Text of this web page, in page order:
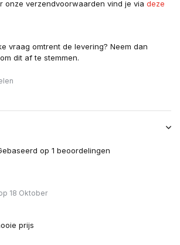
onze verzendvoorwaarden vind je via deze
vraag omtrent de levering? Neem dan
om dit af te stemmen.
op 1 beoordelingen
18 Oktober
prijs